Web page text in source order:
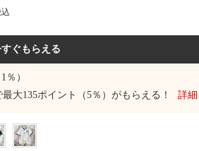
ンドＴシャツ
ぐもらえる
％）
最大135ポイント（5％）がもらえる！ 詳細